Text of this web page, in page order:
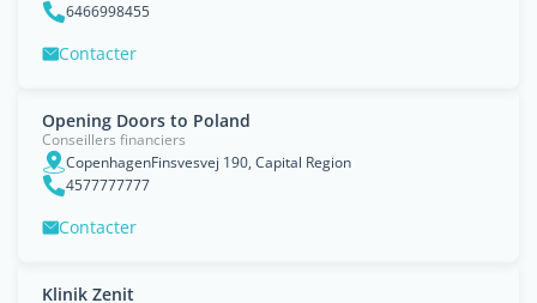
6466998455
Contacter
Opening Doors to Poland
Conseillers financiers
CopenhagenFinsvesvej 190, Capital Region
4577777777
Contacter
Klinik Zenit